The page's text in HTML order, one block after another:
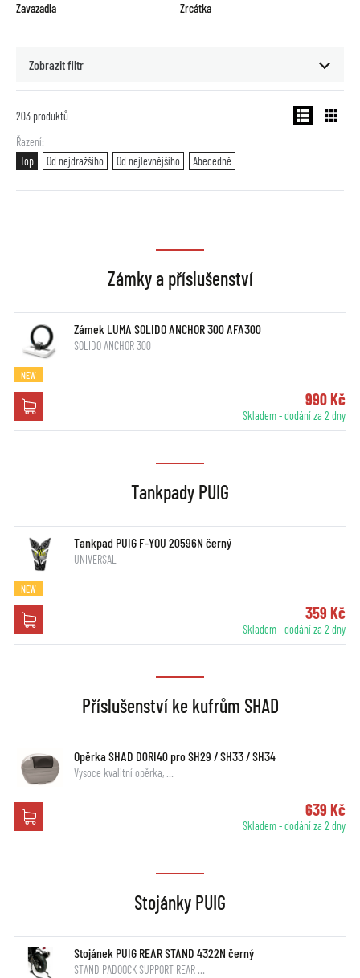
Zavazadla
Zrcátka
Zobrazit filtr
203 produktů
Řazení
Top
Od nejdražšího Od nejlevnějšího Abecedně
Zámky a příslušenství
Zámek LUMA SOLIDO ANCHOR 300 AFA300
SOLIDO ANCHOR 300
NEW
990 Kč
Skladem - dodání za 2 dny
Tankpady PUIG
Tankpad PUIG F-YOU 20596N černý
UNIVERSAL
NEW
359 Kč
Skladem - dodání za 2 dny
Příslušenství ke kufrům SHAD
Opěrka SHAD D0RI40 pro SH29 / SH33 / SH34
Vysoce kvalitní opěrka, …
639 Kč
Skladem - dodání za 2 dny
Stojánky PUIG
Stojánek PUIG REAR STAND 4322N černý
STAND PADOOCK SUPPORT REAR …